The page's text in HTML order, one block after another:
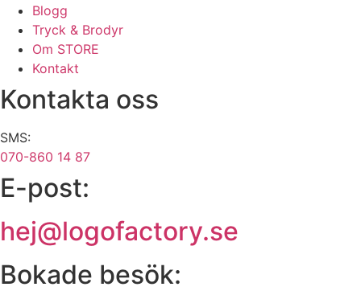
Blogg
Tryck & Brodyr
Om STORE
Kontakt
Kontakta oss
SMS:
070-860 14 87
E-post:
hej@logofactory.se
Bokade besök: